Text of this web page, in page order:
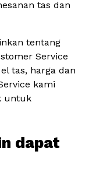
tas dan
tentang
Service
tas, harga dan
kami
untuk
dapat